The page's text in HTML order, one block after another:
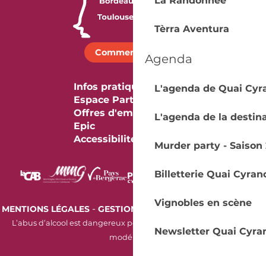
Tèrra Aventura
Agenda
L'agenda de Quai
L'agenda de la
Murder party - Saison
Billetterie Quai
Vignobles en scène
Newsletter Quai
Comment venir ?
Infos pratiques
Espace Partenaires
Offres d'emploi & stage
Epic
Accessibilité
MENTIONS LÉGALES - GESTION DES COOKIES- AUDIT RGAA
L’abus d’alcool est dangereux pour la santé. À consommer avec
modération.